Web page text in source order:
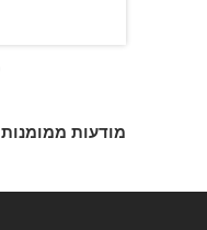
מודעות ממומנות